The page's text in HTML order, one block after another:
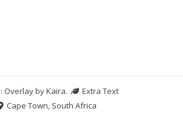
Overlay byKaira.
Extra Text
Cape Town, South Africa